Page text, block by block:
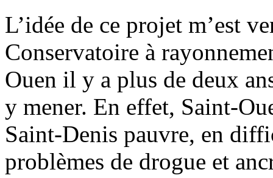
L’idée de ce projet m’est
Conservatoire à
Ouen il y a plus de deux
y mener. En effet, Saint-
Saint-Denis pauvre, en
problèmes de drogue et